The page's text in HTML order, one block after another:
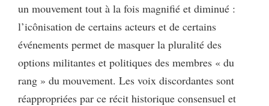
un mouvement tout à la fois magnifié et diminué :
l’icônisation de certains acteurs et de certains
événements permet de masquer la pluralité des
options militantes et politiques des membres « du
rang » du mouvement. Les voix discordantes sont
réappropriées par ce récit historique consensuel et